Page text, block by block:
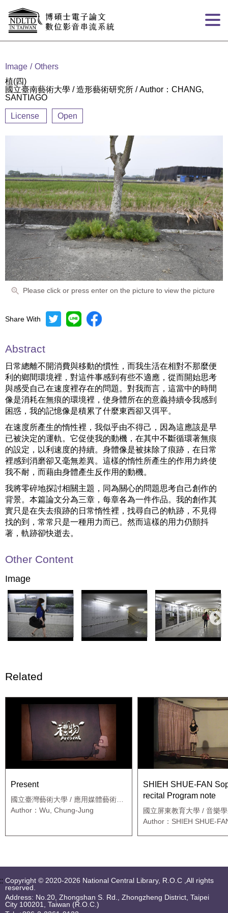
Image
Others
植(四)
國立臺南藝術大學 / 造形藝術研究所 / Author：CHANG,
SANTIAGO
License Open
Please click or press enter on the picture to view the picture
Share With
Abstract
日常總離不開消費與移動的慣性，而我生活在相對不那麼便
利的鄉間環境裡，對這件事感到有些不適應，從而開始思考
與感受自己在速度裡存在的問題。對我而言，這當中的時間
像是消耗在無痕的環境裡，使身體所在的意義持續令我感到
困惑，我的記憶像是積累了什麼東西卻又弭平。
在速度所產生的惰性裡，我似乎由不得己，因為這應該是早
已被決定的運軌。它促使我的動機，在其中不斷循環著無痕
的設定，以利速度的持續。身體像是被抹除了痕跡，在日常
裡感到消磨卻又毫無差異。這樣的惰性所產生的作用力終使
我不耐，而藉由身體產生反作用的動機。
我將零碎地探討相關主題，同為關心的問題思考自己創作的
背景。本篇論文分為三章，每章各為一件作品。我的創作其
實只是在失去痕跡的日常惰性裡，找尋自己的軌跡，不見得
找的到，常常只是一種用力而已。然而這樣的用力仍顫抖
著，軌跡卻快逝去。
Other Content
Image
Related
Present
國立臺灣藝術大學 / 應用媒體藝術研
究所
Author：Wu, Chung-Jung
SHIEH SHUE-FAN Soprano
recital Program note
國立屏東教育大學 / 音樂
Author：SHIEH SHUE-
Copyright © 2020-2026 National Central Library, R.O.C ,All rights
reserved.
Address: No.20, Zhongshan S. Rd., Zhongzheng District, Taipei
City 100201, Taiwan (R.O.C.)